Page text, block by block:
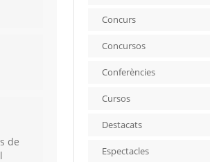
de
Concurs
Concursos
Conferències
Cursos
Destacats
Espectacles